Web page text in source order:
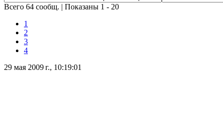
Всего 64 сообщ. | Показаны 1 - 20
1
2
3
4
29 мая 2009 г., 10:19:01